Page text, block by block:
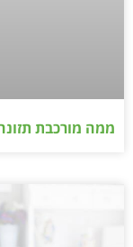
ממה מורכבת